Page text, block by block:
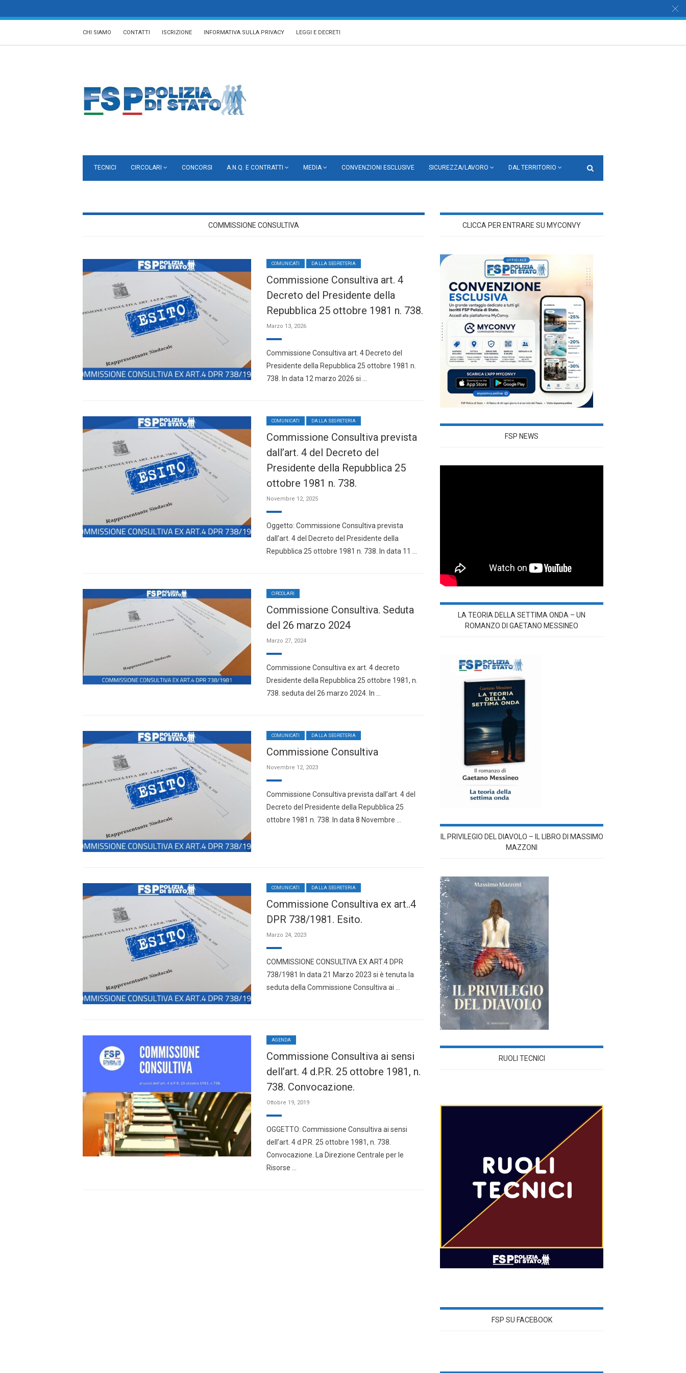
CHI SIAMO CONTATTI ISCRIZIONE INFORMATIVA SULLA PRIVACY LEGGI E DECRETI
TECNICI CIRCOLARI CONCORSI A.N.Q. E CONTRATTI MEDIA CONVENZIONI ESCLUSIVE SICUREZZA/LAVORO DAL TERRITORIO
COMMISSIONE CONSULTIVA
COMUNICATI DALLA SEGRETERIA
Commissione Consultiva art. 4
Decreto del Presidente della
Repubblica 25 ottobre 1981 n. 738.
Marzo 13, 2026
Commissione Consultiva art. 4 Decreto del
Presidente della Repubblica 25 ottobre 1981 n.
738. In data 12 marzo 2026 si …
COMUNICATI DALLA SEGRETERIA
Commissione Consultiva prevista
dall’art. 4 del Decreto del
Presidente della Repubblica 25
ottobre 1981 n. 738.
Novembre 12, 2025
Oggetto: Commissione Consultiva prevista
dall’art. 4 del Decreto del Presidente della
Repubblica 25 ottobre 1981 n. 738. In data 11 …
CIRCOLARI
Commissione Consultiva. Seduta
del 26 marzo 2024
Marzo 27, 2024
Commissione Consultiva ex art. 4 decreto
Dresidente della Repubblica 25 ottobre 1981, n.
738. seduta del 26 marzo 2024. In …
COMUNICATI DALLA SEGRETERIA
Commissione Consultiva
Novembre 12, 2023
Commissione Consultiva prevista dall’art. 4 del
Decreto del Presidente della Repubblica 25
ottobre 1981 n. 738. In data 8 Novembre …
COMUNICATI DALLA SEGRETERIA
Commissione Consultiva ex art..4
DPR 738/1981. Esito.
Marzo 24, 2023
COMMISSIONE CONSULTIVA EX ART.4 DPR
738/1981 In data 21 Marzo 2023 si è tenuta la
seduta della Commissione Consultiva ai …
AGENDA
Commissione Consultiva ai sensi
dell’art. 4 d.P.R. 25 ottobre 1981, n.
738. Convocazione.
Ottobre 19, 2019
OGGETTO: Commissione Consultiva ai sensi
dell’art. 4 d.P.R. 25 ottobre 1981, n. 738.
Convocazione. La Direzione Centrale per le
Risorse …
CLICCA PER ENTRARE SU MYCONVY
FSP NEWS
LA TEORIA DELLA SETTIMA ONDA – UN
ROMANZO DI GAETANO MESSINEO
IL PRIVILEGIO DEL DIAVOLO – IL LIBRO DI MASSIMO
MAZZONI
RUOLI TECNICI
FSP SU FACEBOOK